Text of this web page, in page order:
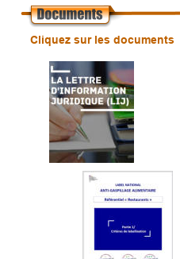
Cliquez sur les documents